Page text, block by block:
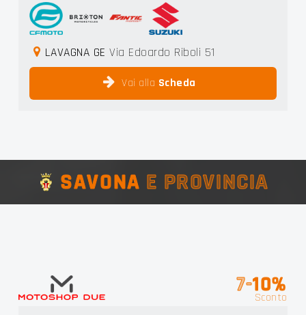
LAVAGNA GE Via Edoardo Riboli 51
Vai alla Scheda
SAVONA E PROVINCIA
7-10%
Sconto